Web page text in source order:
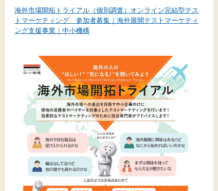
背景色
黒
海外市場開拓トライアル（個別調査）オンライン完結型テス
トマーケティング 参加者募集｜海外展開テストマーケティ
ング支援事業｜中小機構